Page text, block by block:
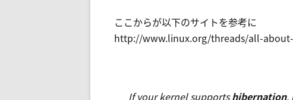
ここからが以下のサイトを参考に
http://www.linux.org/threads/all-
If your kernel supportshibernation,